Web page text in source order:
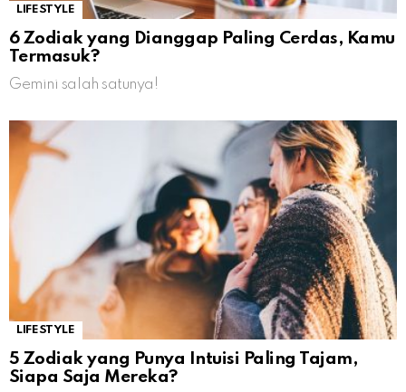
LIFESTYLE
6 Zodiak yang Dianggap Paling Cerdas, Kamu
Termasuk?
Gemini salah satunya!
LIFESTYLE
5 Zodiak yang Punya Intuisi Paling Tajam,
Siapa Saja Mereka?